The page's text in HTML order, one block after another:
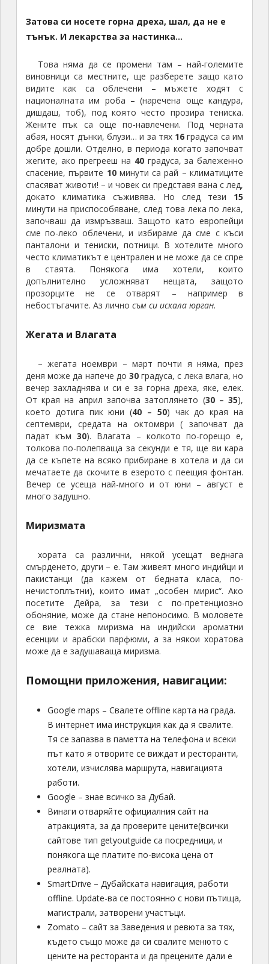
Затова си носете горна дреха, шал, да не е
тънък. И лекарства за настинка…
Това няма да се промени там – най-големите
виновници са местните, ще разберете защо като
видите как са облечени – мъжете ходят с
националната им роба – (наречена още кандура,
дишдаш, тоб), под която често прозира тениска.
Жените пък са още по-навлечени. Под черната
абая, носят дънки, блузи… и за тях 16 градуса са им
добре дошли. Отделно, в периода когато започват
жегите, ако прегрееш на 40градуса, за балеженно
спасение, първите 10минути са рай – климатиците
спасяват животи! – и човек си представя вана с лед,
докато климатика съживява. Но след тези 15
минути на приспособяване, след това лека по лека,
започваш да измръзваш. Защото като европейци
сме по-леко облечени, и избираме да сме с къси
панталони и тениски, потници. В хотелите много
често климатикът е централен и не може да се спре
в стаята. Понякога има хотели, които
допълнително усложняват нещата, защото
прозорците не се отварят – например в
небостъгачите. Аз лично съм си искала юрган.
Жегата и Влагата
– жегата ноември – март почти я няма, през
деня може да напече до 30 градуса, с лека влага, но
вечер захладнява и си е за горна дреха, яке, елек.
От края на април започва затоплянето (30 – 35),
което дотига пик юни (40 – 50) чак до края на
септември, средата на октомври ( започват да
падат към30). Влагата – колкото по-горещо е,
толкова по-полепваща за секунди е тя, ще ви кара
да се къпете на всяко прибиране в хотела и да си
мечатаете да скочите в езерото с пеещия фонтан.
Вечер се усеща най-много и от юни – август е
много задушно.
Миризмата
хората са различни, някой усещат веднага
смърденето, други – е. Там живеят много индийци и
пакистанци (да кажем от бедната класа, по-
нечистоплътни), които имат „особен мирис“. Ако
посетите Дейра, за тези с по-претенциозно
обоняние, може да стане непоносимо. В моловете
се вие тежка миризма на индийски ароматни
есенции и арабски парфюми, а за някои хоратова
може да е задушаваща миризма.
Помощни приложения, навигации:
Google maps – Свалете offline карта на града.
В интернет има инструкция как да я свалите.
Тя се запазва в паметта на телефона и всеки
път като я отворите се виждат и ресторанти,
хотели, изчислява маршрута, навигацията
работи.
Google – знае всичко за Дубай.
Винаги отваряйте официалния сайт на
атракцията, за да проверите цените(всички
сайтове тип getyoutguide са посредници, и
понякога ще платите по-висока цена от
реалната).
SmartDrive – Дубайската навигация, работи
offline. Update-ва се постоянно с нови пътища,
магистрали, затворени участъци.
Zomato – сайт за Заведения и ревюта за тях,
където също може да си свалите менюто с
цените на ресторанта и да прецените дали е